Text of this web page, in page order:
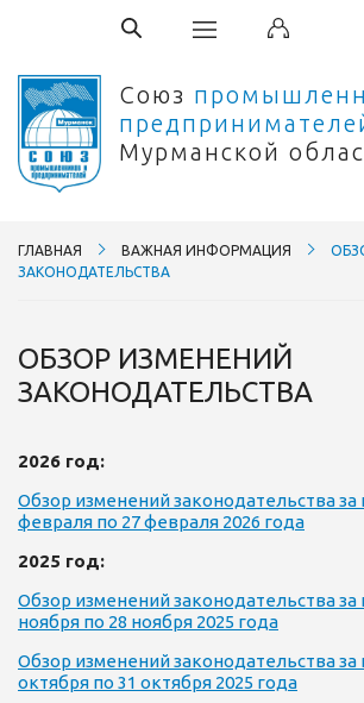
Союз
Мурманской
ГЛАВНАЯ ВАЖНАЯ ИНФОРМАЦИЯ
ЗАКОНОДАТЕЛЬСТВА
ОБЗОР ИЗМЕНЕНИЙ
ЗАКОНОДАТЕЛЬСТВА
2026 год:
Обзор изменений законодательства за
февраля по 27 февраля 2026 года
2025 год:
Обзор изменений законодательства за
ноября по 28 ноября 2025 года
Обзор изменений законодательства за
октября по 31 октября 2025 года